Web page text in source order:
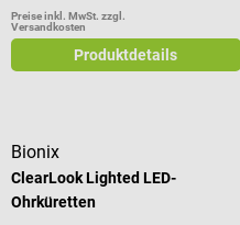
Preise inkl. MwSt. zzgl.
Versandkosten
Produktdetails
Bionix
ClearLook Lighted LED-
Ohrküretten